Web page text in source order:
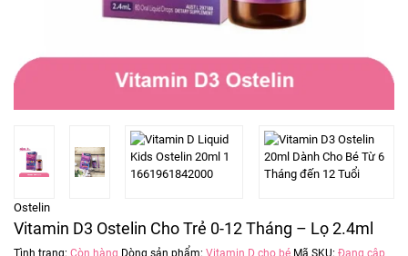
Ostelin
Vitamin D3 Ostelin Cho Trẻ 0-12 Tháng – Lọ 2.4ml